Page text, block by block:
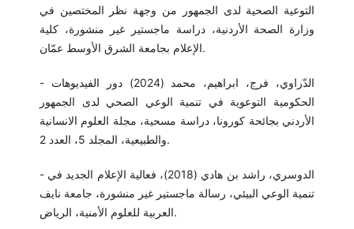
التوعية الصحية لدى الجمهور من وجهة نظر المختصين في
وزارة الصحة الأردنية، دراسة ماجستير غير منشورة، كلية
الإعلام بجامعة الشرق الأوسط عمّان.
- الدّراوي، فرج، ابراهيم، محمد (2024) دور الفيديوهات
الحكومية التوعوية في تنمية الوعي الصحي لدى الجمهور
الأردني بجائحة كورونا، دراسة مسحية، مجلة العلوم الانسانية
والطبيعية، المجلد 5، العدد 2.
- الدوسري، راشد بن هادي (2018)، فعالية الإعلام الجديد في
تنمية الوعي البيئي، رسالة ماجستير غير منشورة، جامعة نايف
العربية للعلوم الأمنية، الرياض.